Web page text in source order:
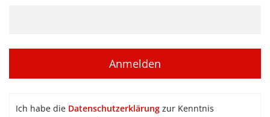
Ich habe die Datenschutzerklärung zur Kenntnis